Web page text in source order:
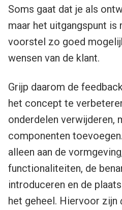
Soms gaat dat je als
maar het uitgangspunt is
voorstel zo goed
wensen van de klant.
Grijp daarom de
het concept te
onderdelen verwijderen,
componenten
alleen aan de
functionaliteiten, de
introduceren en de
het geheel. Hiervoor zijn